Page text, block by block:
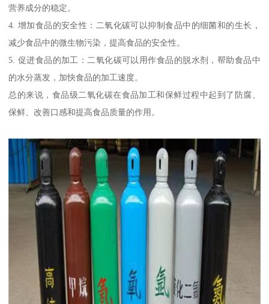
营养成分的稳定。
4. 增加食品的安全性：二氧化碳可以抑制食品中的细菌和的生长，
减少食品中的微生物污染，提高食品的安全性。
5. 促进食品的加工：二氧化碳可以用作食品的脱水剂，帮助食品中
的水分蒸发，加快食品的加工速度。
总的来说，食品级二氧化碳在食品加工和保鲜过程中起到了防腐、
保鲜、改善口感和提高食品质量的作用。